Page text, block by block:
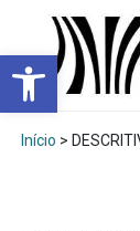
Abrir a
Início >